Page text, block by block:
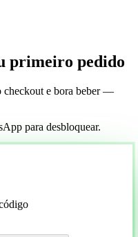
primeiro pedido
checkout e bora beber —
para desbloquear.